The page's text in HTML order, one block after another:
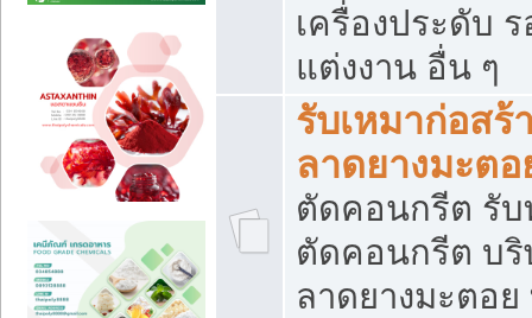
เครื่องประดับ ร
แต่งงาน อื่น ๆ
รับเหมาก่อส
ลาดยางมะต
ตัดคอนกรีต รับ
ตัดคอนกรีต บริ
ลาดยางมะตอ